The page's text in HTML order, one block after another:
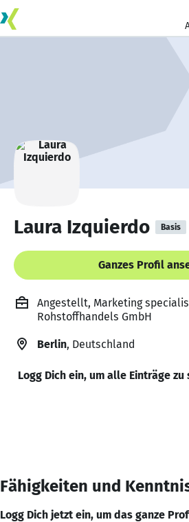
Laura Izquierdo Basis
Ganzes Profil
Angestellt, Marketing
Rohstoffhandels GmbH
Berlin, Deutschland
Logg Dich ein, um alle Einträge zu
Fähigkeiten und
Logg Dich jetzt ein, um das ganze